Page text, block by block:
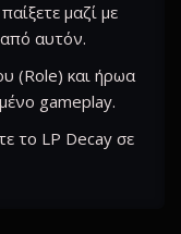
μαζί με
αυτόν.
(Role) και ήρωα
gameplay.
το LP Decay σε